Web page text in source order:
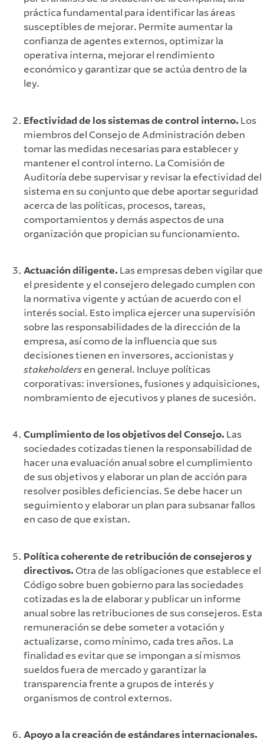
práctica fundamental para identificar las áreas
susceptibles de mejorar. Permite aumentar la
confianza de agentes externos, optimizar la
operativa interna, mejorar el rendimiento
económico y garantizar que se actúa dentro de la
ley.
Efectividad de los sistemas de control interno. Los
miembros del Consejo de Administración deben
tomar las medidas necesarias para establecer y
mantener el control interno. La Comisión de
Auditoría debe supervisar y revisar la efectividad del
sistema en su conjunto que debe aportar seguridad
acerca de las políticas, procesos, tareas,
comportamientos y demás aspectos de una
organización que propician su funcionamiento.
Actuación diligente. Las empresas deben vigilar que
el presidente y el consejero delegado cumplen con
la normativa vigente y actúan de acuerdo con el
interés social. Esto implica ejercer una supervisión
sobre las responsabilidades de la dirección de la
empresa, así como de la influencia que sus
decisiones tienen en inversores, accionistas y
stakeholdersen general. Incluye políticas
corporativas: inversiones, fusiones y adquisiciones,
nombramiento de ejecutivos y planes de sucesión.
Cumplimiento de los objetivos del Consejo. Las
sociedades cotizadas tienen la responsabilidad de
hacer una evaluación anual sobre el cumplimiento
de sus objetivos y elaborar un plan de acción para
resolver posibles deficiencias. Se debe hacer un
seguimiento y elaborar un plan para subsanar fallos
en caso de que existan.
Política coherente de retribución de consejeros y
directivos. Otra de las obligaciones que establece el
Código sobre buen gobierno para las sociedades
cotizadas es la de elaborar y publicar un informe
anual sobre las retribuciones de sus consejeros. Esta
remuneración se debe someter a votación y
actualizarse, como mínimo, cada tres años. La
finalidad es evitar que se impongan a sí mismos
sueldos fuera de mercado y garantizar la
transparencia frente a grupos de interés y
organismos de control externos.
Apoyo a la creación de estándares internacionales.